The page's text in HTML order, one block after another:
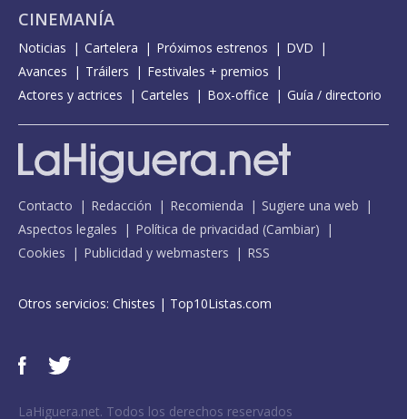
CINEMANÍA
Noticias Cartelera Próximos estrenos
DVD
Avances
Tráilers
Festivales + premios
Actores y actrices
Carteles Box-office Guía / directorio
Contacto Redacción Recomienda
Sugiere una web
Aspectos legales
Política de privacidad (Cambiar)
Cookies
Publicidad y webmasters RSS
Otros servicios: Chistes | Top10Listas.com
LaHiguera.net. Todos los derechos reservados